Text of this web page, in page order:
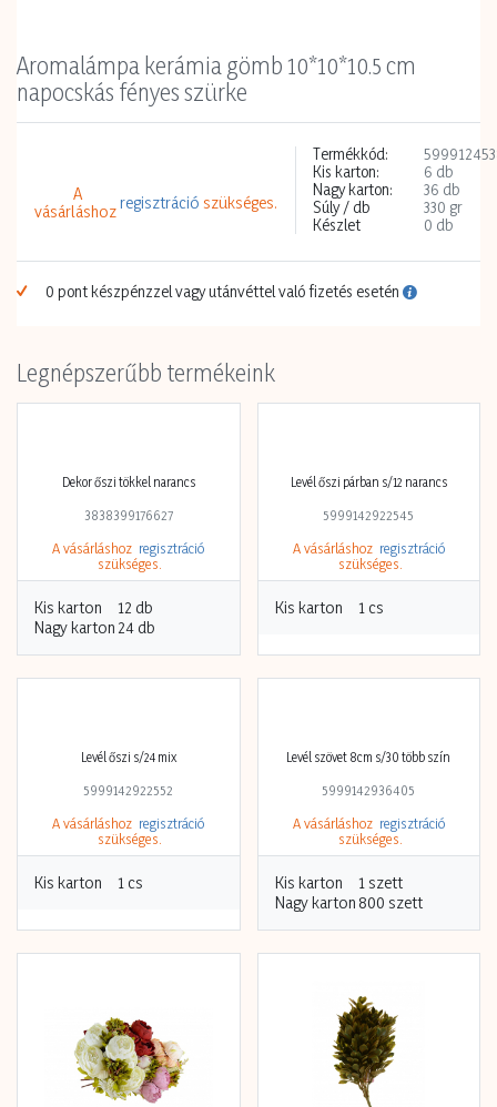
Aromalámpa kerámia gömb 10*10*10.5 cm
napocskás fényes szürke
A
vásárláshozregisztráció szükséges.
Termékkód:
Kis karton:
6 db
Nagy karton:
36 db
Súly / db
330 gr
Készlet
0 db
0 pont készpénzzel vagy utánvéttel való fizetés esetén
Legnépszerűbb termékeink
Dekor őszi tökkel narancs
3838399176627
A vásárláshozregisztráció
szükséges.
Kis karton
Levél őszi párban s/12 narancs
5999142922545
A vásárláshozregisztráció
szükséges.
5999142922552
A vásárláshozregisztráció
szükséges.
Kis karton 1 cs
Levél szövet 8cm s/30 több szín
5999142936405
A vásárláshozregisztráció
szükséges.
Kis karton
1 szett